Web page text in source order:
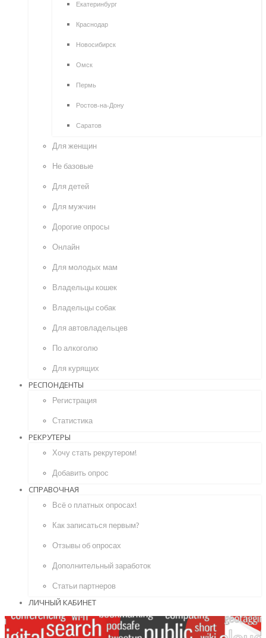
Екатеринбург
Краснодар
Новосибирск
Омск
Пермь
Ростов-на-Дону
Саратов
Для женщин
Не базовые
Для детей
Для мужчин
Дорогие опросы
Онлайн
Для молодых мам
Владельцы кошек
Владельцы собак
Для автовладельцев
По алкоголю
Для курящих
РЕСПОНДЕНТЫ
Регистрация
Статистика
РЕКРУТЕРЫ
Хочу стать рекрутером!
Добавить опрос
СПРАВОЧНАЯ
Всё о платных опросах!
Как записаться первым?
Отзывы об опросах
Дополнительный заработок
Статьи партнеров
ЛИЧНЫЙ КАБИНЕТ